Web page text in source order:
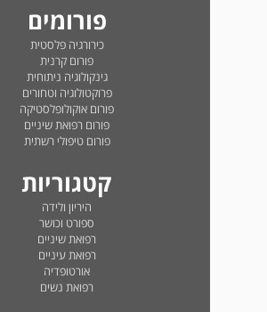
פורומים
כירורגיה פלסטית
פורום קרנית
גינקולוגיה ניתוחית
פרוקטולוגיה וטחורים
פורום אוקולופלסטיקה
פורום רפואת שיניים
פורום טיפולי רשתית
קטגוריות
היריון ולידה
ספורט וכושר
רפואת שיניים
רפואת עיניים
אורטופדיה
רפואת נשים